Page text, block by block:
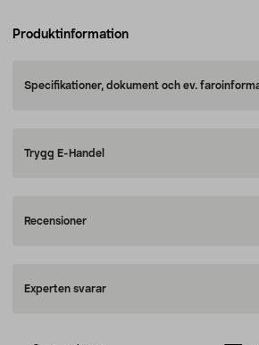
Produktinformation
Specifikationer, dokument och ev.
Trygg E-Handel
Recensioner
Experten svarar